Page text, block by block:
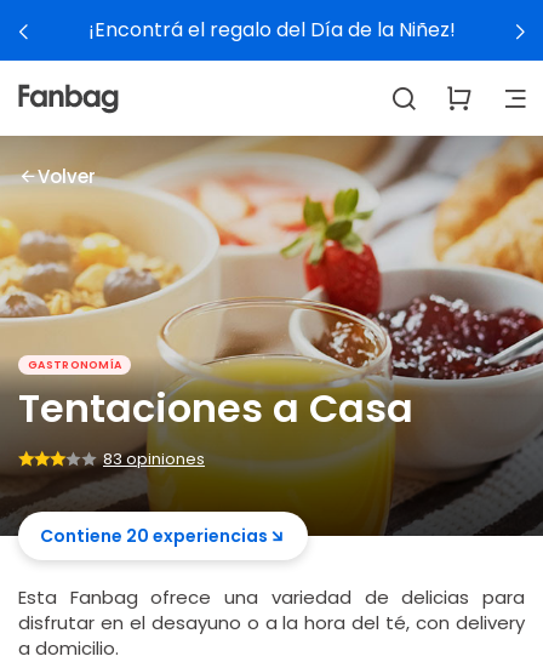
¡Encontrá el regalo del Día de la Niñez!
Volver
GASTRONOMÍA
Tentaciones a Casa
83 opiniones
Contiene 20 experiencias
Esta Fanbag ofrece una variedad de delicias para
disfrutar en el desayuno o a la hora del té, con delivery
a domicilio.